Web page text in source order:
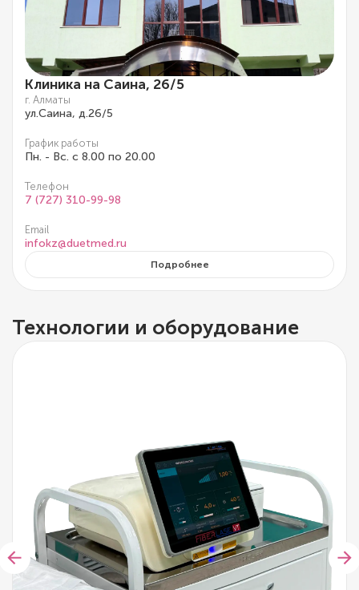
Клиника на Саина, 26/5
г. Алматы
ул.Саина, д.26/5
График работы
Пн. - Вс. с 8.00 по 20.00
Телефон
7 (727) 310-99-98
Email
infokz@duetmed.ru
Подробнее
Технологии и оборудование